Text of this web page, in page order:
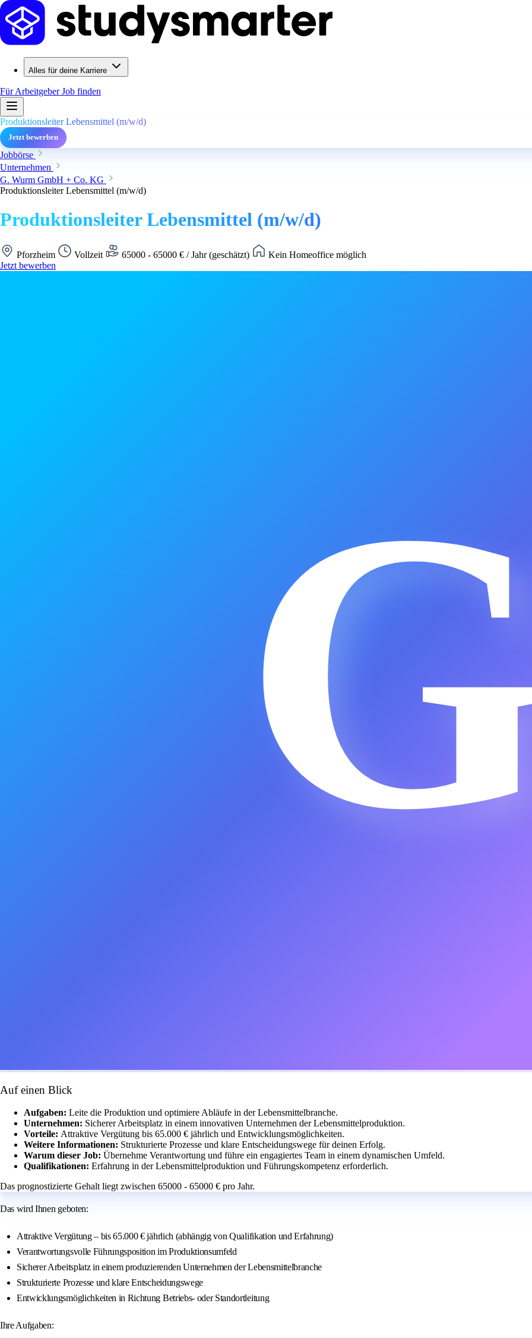
Alles für deine Karriere
Für ArbeitgeberJob finden
Produktionsleiter Lebensmittel (m/w/d)
Jetzt bewerben
Jobbörse
Unternehmen
G. Wurm GmbH + Co. KG
Produktionsleiter Lebensmittel (m/w/d)
Produktionsleiter Lebensmittel (m/w/d)
Pforzheim Vollzeit 65000 - 65000 € / Jahr (geschätzt)
Kein Homeoffice möglich
Jetzt bewerben
Auf einen Blick
Aufgaben: Leite die Produktion und optimiere Abläufe in der Lebensmittelbranche.
Unternehmen: Sicherer Arbeitsplatz in einem innovativen Unternehmen der Lebensmittelproduktion.
Vorteile: Attraktive Vergütung bis 65.000 € jährlich und Entwicklungsmöglichkeiten.
Weitere Informationen: Strukturierte Prozesse und klare Entscheidungswege für deinen Erfolg.
Warum dieser Job: Übernehme Verantwortung und führe ein engagiertes Team in einem dynamischen Umfeld.
Qualifikationen: Erfahrung in der Lebensmittelproduktion und Führungskompetenz erforderlich.
Das prognostizierte Gehalt liegt zwischen 65000 - 65000 € pro Jahr.
Das wird Ihnen geboten:
Attraktive Vergütung – bis 65.000 € jährlich (abhängig von Qualifikation und Erfahrung)
Verantwortungsvolle Führungsposition im Produktionsumfeld
Sicherer Arbeitsplatz in einem produzierenden Unternehmen der Lebensmittelbranche
Strukturierte Prozesse und klare Entscheidungswege
Entwicklungsmöglichkeiten in Richtung Betriebs- oder Standortleitung
Ihre Aufgaben: